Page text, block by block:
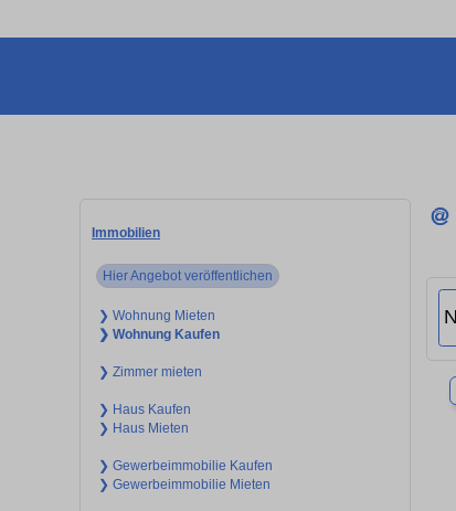
Immobilien
Hier Angebot veröffentlichen
❯ Wohnung Mieten
❯ Wohnung Kaufen
❯ Zimmer mieten
❯ Haus Kaufen
❯ Haus Mieten
❯ Gewerbeimmobilie Kaufen
❯ Gewerbeimmobilie Mieten